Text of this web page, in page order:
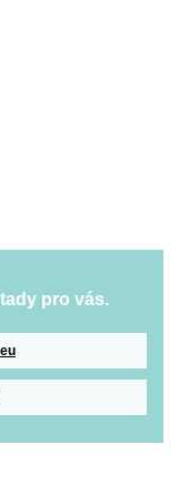
pro vás.